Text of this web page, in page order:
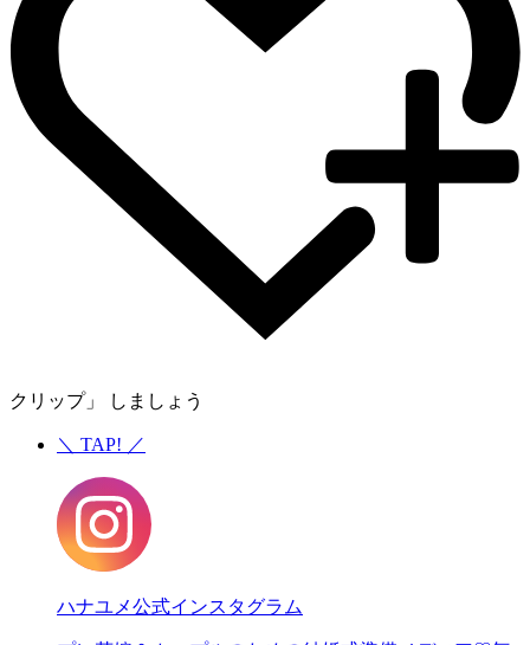
クリップ」 しましょう
＼ TAP! ／
ハナユメ公式インスタグラム